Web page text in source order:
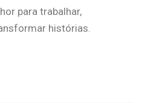
para trabalhar,
histórias.